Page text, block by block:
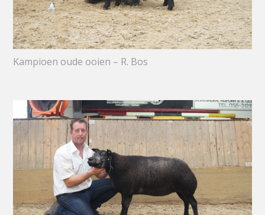
Kampioen oude ooien – R. Bos